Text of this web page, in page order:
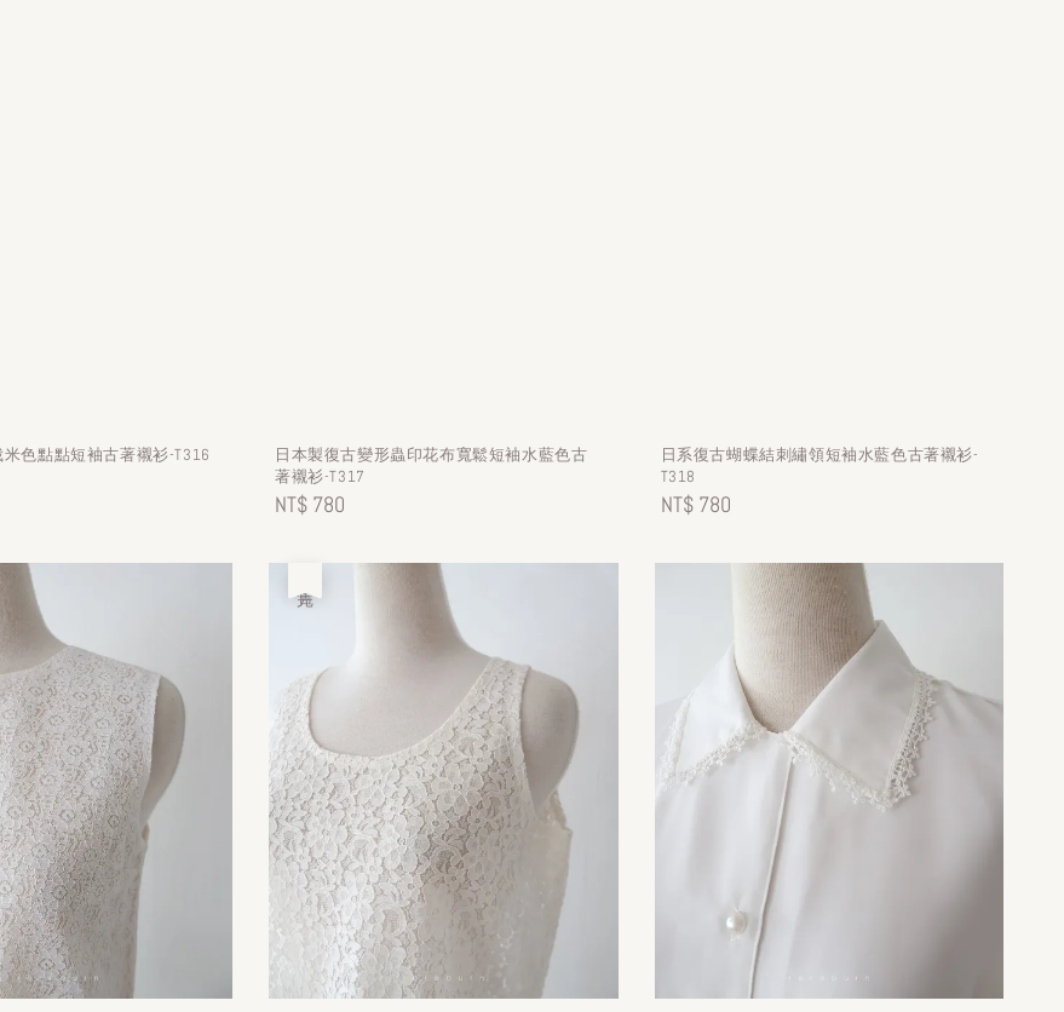
色點點短袖古著襯衫-T316
日本製復古變形蟲印花布寬鬆短袖水藍色古
著襯衫-T317
Regular
NT$ 780
日系復古蝴蝶結刺繡領短袖水藍色古著襯衫-
T318
Regular
NT$ 780